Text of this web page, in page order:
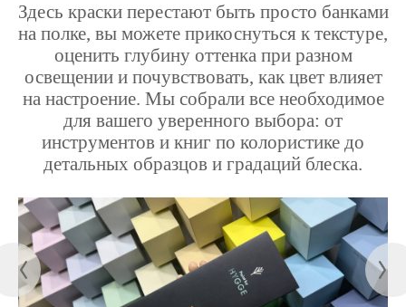
Здесь краски перестают быть просто банками
на полке, вы можете прикоснуться к текстуре,
оценить глубину оттенка при разном
освещении и почувствовать, как цвет влияет
на настроение. Мы собрали все необходимое
для вашего уверенного выбора: от
инструментов и книг по колористике до
детальных образцов и градаций блеска.